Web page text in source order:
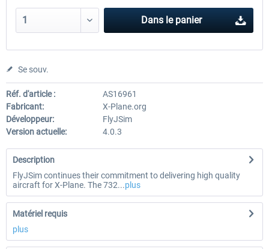
Dans le panier
Se souv.
Réf. d'article :
AS16961
Fabricant:
X-Plane.org
Développeur:
FlyJSim
Version actuelle:
4.0.3
Description
FlyJSim continues their commitment to delivering high quality
aircraft for X-Plane. The 732...plus
Matériel requis
plus